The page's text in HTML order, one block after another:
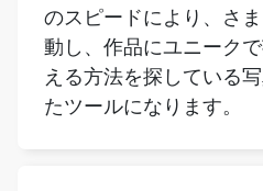
のスピードにより、さ
動し、作品にユニーク
える方法を探している
たツールになります。